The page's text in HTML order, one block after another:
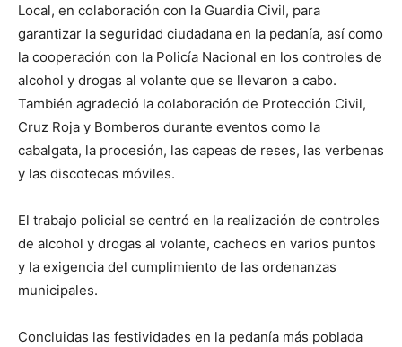
Local, en colaboración con la Guardia Civil, para
garantizar la seguridad ciudadana en la pedanía, así como
la cooperación con la Policía Nacional en los controles de
alcohol y drogas al volante que se llevaron a cabo.
También agradeció la colaboración de Protección Civil,
Cruz Roja y Bomberos durante eventos como la
cabalgata, la procesión, las capeas de reses, las verbenas
y las discotecas móviles.
El trabajo policial se centró en la realización de controles
de alcohol y drogas al volante, cacheos en varios puntos
y la exigencia del cumplimiento de las ordenanzas
municipales.
Concluidas las festividades en la pedanía más poblada